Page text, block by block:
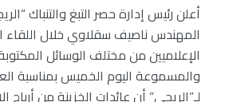
أعلن رئيس إدارة حصر التبغ والتنباك
المهندس ناصيف سقلاوي خلال اللقاء
الإعلاميين من مختلف الوسائل
والمسموعة اليوم الخميس بمناسبة
لـ”الريجي” أن عائدات الخزينة من أرباح